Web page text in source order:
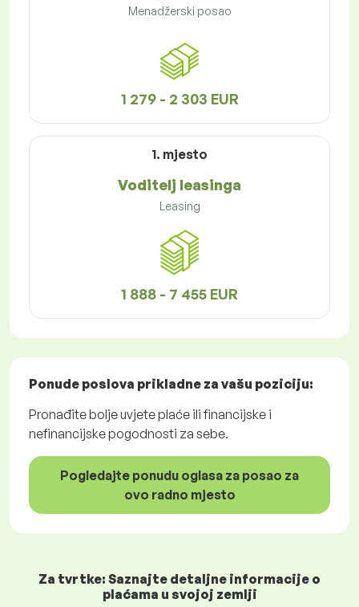
Menadžerski posao
1 279 - 2 303 EUR
1. mjesto
Voditelj leasinga
Leasing
1 888 - 7 455 EUR
Ponude poslova prikladne za vašu poziciju:
Pronađite bolje uvjete plaće ili financijske i
nefinancijske pogodnosti za sebe.
Pogledajte ponudu oglasa za posao za
ovo radno mjesto
Za tvrtke: Saznajte detaljne informacije o
plaćama u svojoj zemlji